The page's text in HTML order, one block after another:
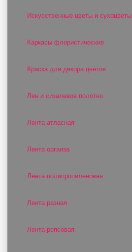
Искусственные цветы и сухоцветы
Каркасы флористические
Краска для декора цветов
Лен и сизалевое полотно
Лента атласная
Лента органза
Лента полипропиленовая
Лента разная
Лента репсовая